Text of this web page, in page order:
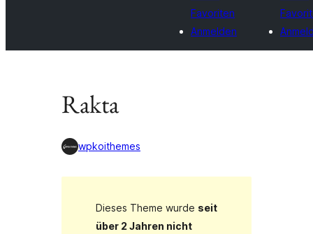
Favoriten
Anmelden
Rakta
wpkoithemes
Dieses Theme wurde seit
über 2 Jahren nicht